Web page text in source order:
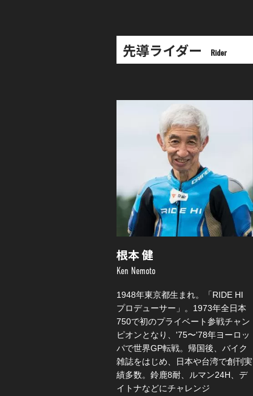
先導ライダー Rider
根本 健
Ken Nemoto
1948年東京都生まれ。「RIDE HI
プロデューサー」。1973年全日本
750で初のプライベート参戦チャン
ピオンとなり、'75〜'78年ヨーロッ
パで世界GP転戦。帰国後、バイク
雑誌をはじめ、日本や台湾で創刊実
績多数。鈴鹿8耐、ルマン24H、デ
イトナなどにチャレンジ